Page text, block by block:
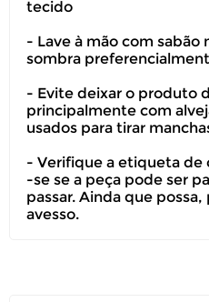
Você pode
produto
Você possui até
tecido
- Lave à mão com sabão
sombra
- Evite deixar o produto
principalmente com
usados para tirar
- Verifique a etiqueta
-se se a peça pode ser
passar. Ainda que
avesso.